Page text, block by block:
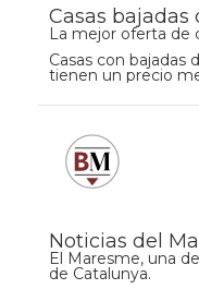
Casas
La mejor oferta de
Casas con bajadas
tienen un precio
Noticias del
El Maresme, una
de Catalunya.